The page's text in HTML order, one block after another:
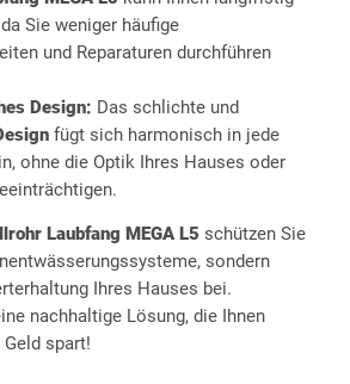
Sie weniger häufige
und Reparaturen durchführen
Design: Das schlichte und
fügt sich harmonisch in jede
ohne die Optik Ihres Hauses oder
Laubfang MEGA L5 schützen Sie
sondern
Ihres Hauses bei.
nachhaltige Lösung, die Ihnen
spart!